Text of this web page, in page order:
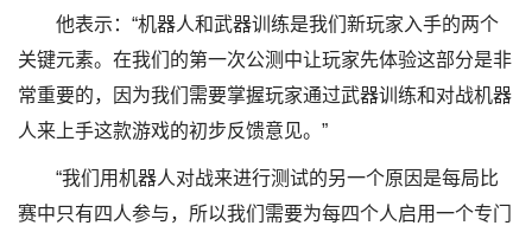
他表示：“机器人和武器训练是我们新玩家入手的两个
关键元素。在我们的第一次公测中让玩家先体验这部分是非
常重要的，因为我们需要掌握玩家通过武器训练和对战机器
人来上手这款游戏的初步反馈意见。”
“我们用机器人对战来进行测试的另一个原因是每局比
赛中只有四人参与，所以我们需要为每四个人启用一个专门